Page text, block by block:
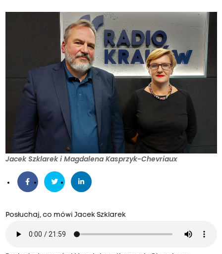
Jacek Szklarek i Magdalena Kasprzyk-Chevriaux
Posłuchaj, co mówi Jacek Szklarek